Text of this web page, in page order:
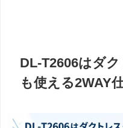
DL-T2606はダ
も使える2WAY